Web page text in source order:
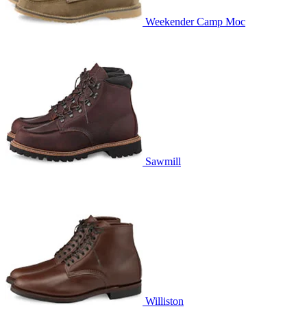
Weekender Camp Moc
Sawmill
Williston